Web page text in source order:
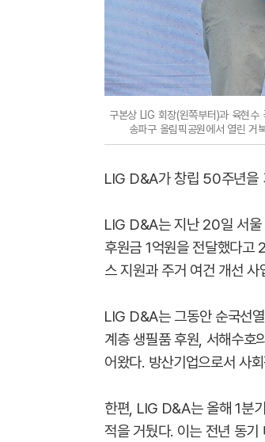
구본상 LIG 회장(왼쪽부터)과 육현
송파구 올림픽공원에서 열린 거
LIG D&A가 창립 50주년을
LIG D&A는 지난 20일 서울
후원금 1억원을 전달했다고
스 지원과 주거 여건 개선
LIG D&A는 그동안 순국선
계층 생필품 후원, 서해수호
어왔다. 방산기업으로서 사
한편, LIG D&A는 올해 1분
적을 거뒀다. 이는 전년 동